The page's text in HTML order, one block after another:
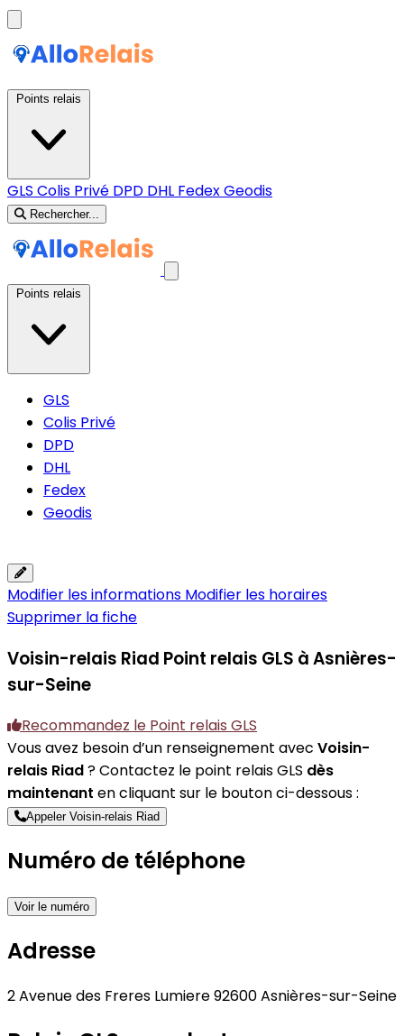
GLS Colis Privé DPD DHL FedexGeodis
Rechercher...
GLS
Colis Privé
DPD
DHL
Fedex
Geodis
Modifier les informations Modifier les horaires
Supprimer la fiche
Voisin-relais Riad Point relais GLS à Asnières-
sur-Seine
Recommandez le Point relais GLS
Vous avez besoin d’un renseignement avec Voisin-
relais Riad? Contactez le point relais GLS dès
maintenant en cliquant sur le bouton ci-dessous :
Appeler Voisin-relais Riad
Numéro de téléphone
Voir le numéro
Adresse
2 Avenue des Freres Lumiere 92600 Asnières-sur-Seine